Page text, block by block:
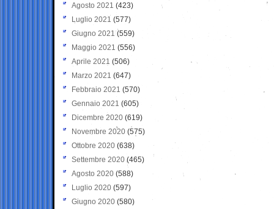
Agosto 2021 (423)
Luglio 2021 (577)
Giugno 2021(559)
Maggio 2021 (556)
Aprile 2021 (506)
Marzo 2021 (647)
Febbraio 2021 (570)
Gennaio 2021 (605)
Dicembre 2020 (619)
Novembre 2020 (575)
Ottobre 2020 (638)
Settembre 2020(465)
Agosto 2020 (588)
Luglio 2020 (597)
Giugno 2020 (580)